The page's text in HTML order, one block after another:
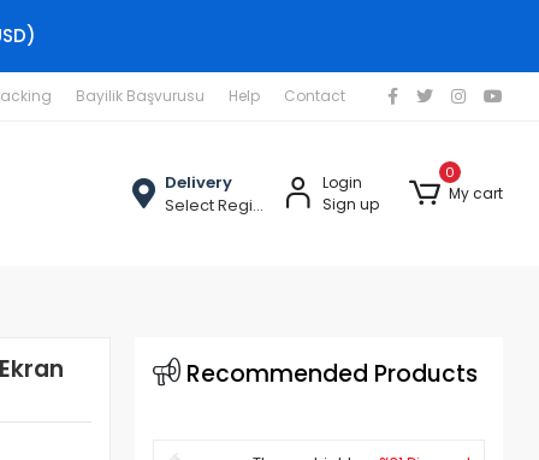
Bayilik Başvurusu Help Contact
Delivery
Select Region
Login
Sign up
0
My cart
Recommended Products